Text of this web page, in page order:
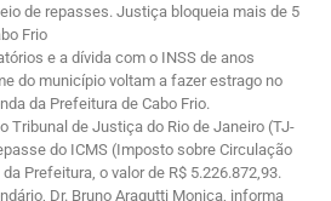
de repasses. Justiça bloqueia mais de 5
Frio
e a dívida com o INSS de anos
do município voltam a fazer estrago no
da Prefeitura de Cabo Frio.
Tribunal de Justiça do Rio de Janeiro (TJ-
do ICMS (Imposto sobre Circulação
Prefeitura, o valor de R$ 5.226.872,93.
Dr. Bruno Aragutti Monica, informa